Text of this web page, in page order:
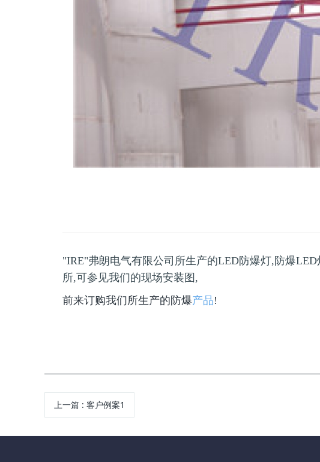
"IRE"弗朗电气有限公司所生产的LED防爆灯,防爆
所,可参见我们的现场安装图,
前来订购我们所生产的防爆产品!
上一篇: 客户例案1